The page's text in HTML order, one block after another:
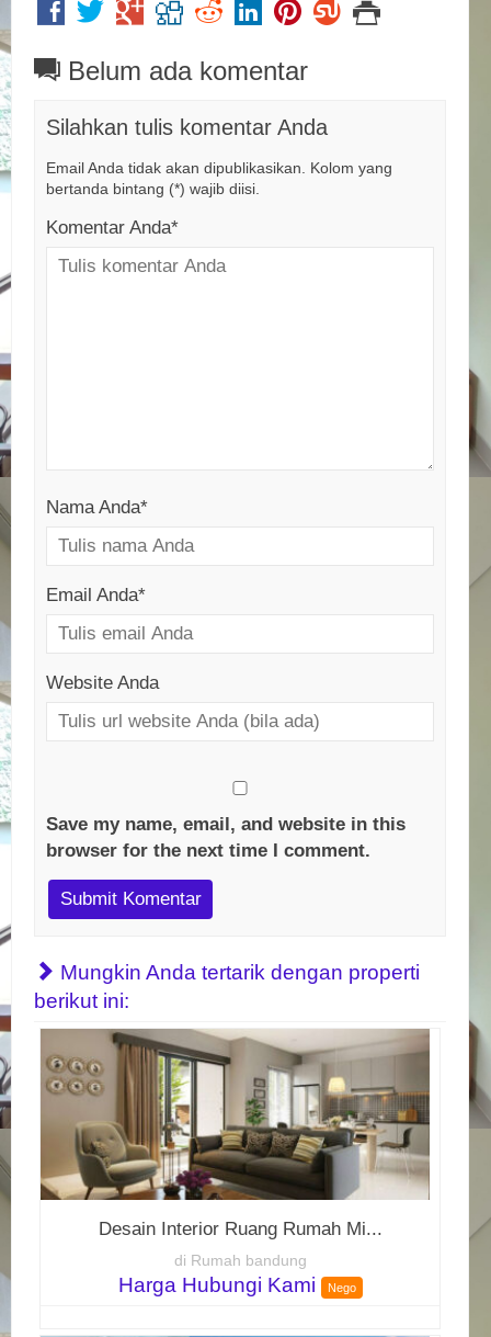
Belum ada komentar
Silahkan tulis komentar Anda
Email Anda tidak akan dipublikasikan. Kolom yang
bertanda bintang (*) wajib diisi.
Komentar Anda*
Nama Anda*
Email Anda*
Website Anda
Save my name, email, and website in this
browser for the next time I comment.
Mungkin Anda tertarik dengan properti
berikut ini:
Desain Interior Ruang Rumah Mi...
di Rumah bandung
Harga Hubungi Kami Nego